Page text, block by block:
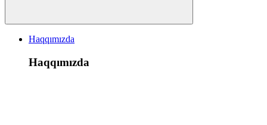
Haqqımızda
Haqqımızda